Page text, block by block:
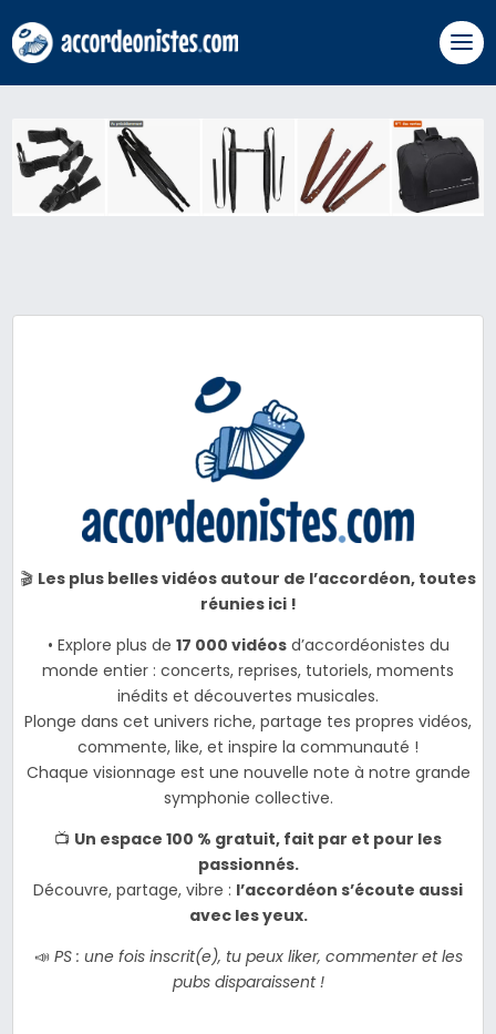
🎬 Les plus belles vidéos autour de l’accordéon, toutes
réunies ici !
• Explore plus de 17 000 vidéosd’accordéonistes du
monde entier : concerts, reprises, tutoriels, moments
inédits et découvertes musicales.
Plonge dans cet univers riche, partage tes propres vidéos,
commente, like, et inspire la communauté !
Chaque visionnage est une nouvelle note à notre grande
symphonie collective.
📺 Un espace 100 % gratuit, fait par et pour les
passionnés.
Découvre, partage, vibre : l’accordéon s’écoute aussi
avec les yeux.
📣 PS : une fois inscrit(e), tu peux liker, commenter et les
pubs disparaissent !